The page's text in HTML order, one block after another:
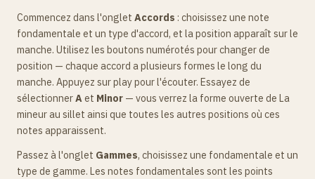
Commencez dans l'onglet Accords : choisissez une note
fondamentale et un type d'accord, et la position apparaît sur le
manche. Utilisez les boutons numérotés pour changer de
position — chaque accord a plusieurs formes le long du
manche. Appuyez sur play pour l'écouter. Essayez de
sélectionnerAet Minor — vous verrez la forme ouverte de La
mineur au sillet ainsi que toutes les autres positions où ces
notes apparaissent.
Passez à l'onglet Gammes, choisissez une fondamentale et un
type de gamme. Les notes fondamentales sont les points